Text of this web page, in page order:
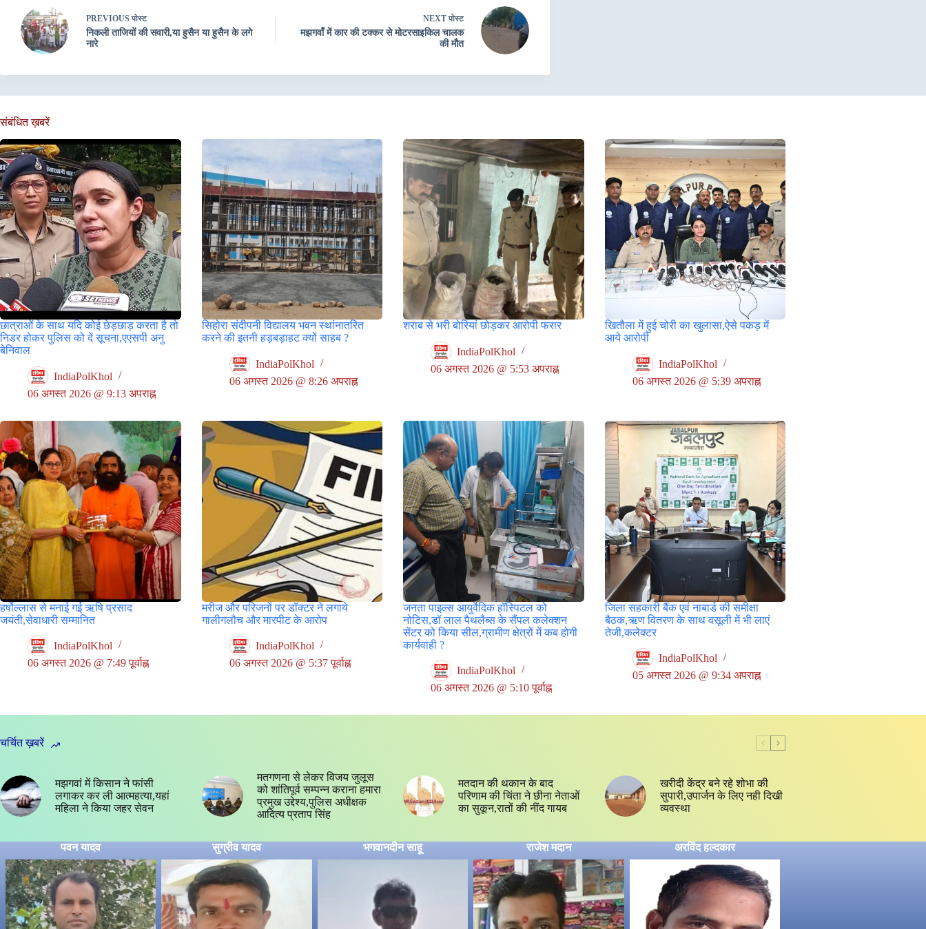
PREVIOUS पोस्ट
निकली ताजियों की सवारी,या हुसैन या हुसैन के लगे
नारे
NEXT पोस्ट
मझगवाँ में कार की टक्कर से मोटरसाइकिल चालक
की मौत
संबंधित ख़बरें
छात्राओं के साथ यदि कोई छेड़छाड़ करता है तो
निडर होकर पुलिस को दें सूचना,एएसपी अनु
बेनिवाल
IndiaPolKhol
06 अगस्त 2026 @ 9:13 अपराह्न
सिहोरा संदीपनी विद्यालय भवन स्थांनातरित
करने की इतनी हड़बड़ाहट क्यों साहब ?
IndiaPolKhol
06 अगस्त 2026 @ 8:26 अपराह्न
शराब से भरी बोरियां छोड़कर आरोपी फरार
IndiaPolKhol
06 अगस्त 2026 @ 5:53 अपराह्न
खितौला में हुई चोरी का खुलासा,ऐसे पकड़ में
आये आरोपी
IndiaPolKhol
06 अगस्त 2026 @ 5:39 अपराह्न
हर्षोल्लास से मनाई गई ऋषि प्रसाद
जयंती,सेवाधारी सम्मानित
IndiaPolKhol
06 अगस्त 2026 @ 7:49 पूर्वाह्न
मरीज और परिजनों पर डॉक्टर ने लगाये
गालीगलौच और मारपीट के आरोप
IndiaPolKhol
06 अगस्त 2026 @ 5:37 पूर्वाह्न
जनता पाइल्स आयुर्वेदिक हॉस्पिटल को
नोटिस,डॉ लाल पैथलैब्स के सैंपल कलेक्शन
सेंटर को किया सील,ग्रामीण क्षेत्रों में कब होगी
कार्यवाही ?
IndiaPolKhol
06 अगस्त 2026 @ 5:10 पूर्वाह्न
जिला सहकारी बैंक एवं नाबार्ड की समीक्षा
बैठक,ऋण वितरण के साथ वसूली में भी लाएं
तेजी,कलेक्टर
IndiaPolKhol
05 अगस्त 2026 @ 9:34 अपराह्न
चर्चित ख़बरें
मझगवां में किसान ने फांसी
लगाकर कर ली आत्महत्या,यहां
महिला ने किया जहर सेवन
मतगणना से लेकर विजय जुलूस
को शांतिपूर्व सम्पन्न कराना हमारा
प्रमुख उद्देश्य,पुलिस अधीक्षक
आदित्य प्रताप सिंह
मतदान की थकान के बाद
परिणाम की चिंता ने छीना नेताओं
का सुकून,रातों की नींद गायब
खरीदी केंद्र बने रहे शोभा की
सुपारी,उपार्जन के लिए नही दिखी
व्यवस्था
पवन यादव सुग्रीव यादव भगवानदीन साहू राजेश मदान अरविंद हल्दकार